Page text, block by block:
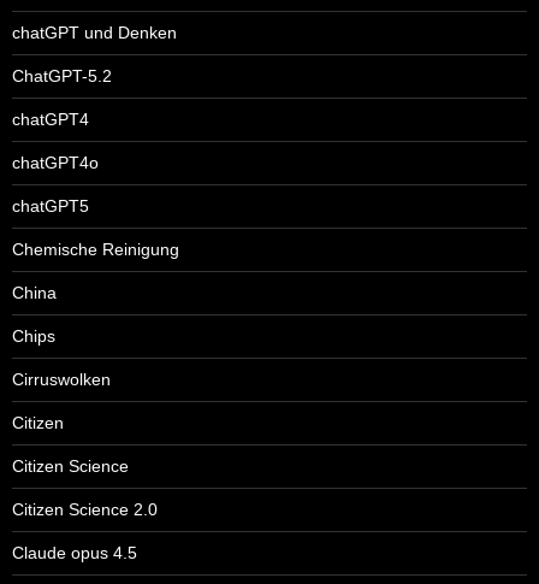
chatGPT und Denken
ChatGPT-5.2
chatGPT4
chatGPT4o
chatGPT5
Chemische Reinigung
China
Chips
Cirruswolken
Citizen
Citizen Science
Citizen Science 2.0
Claude opus 4.5